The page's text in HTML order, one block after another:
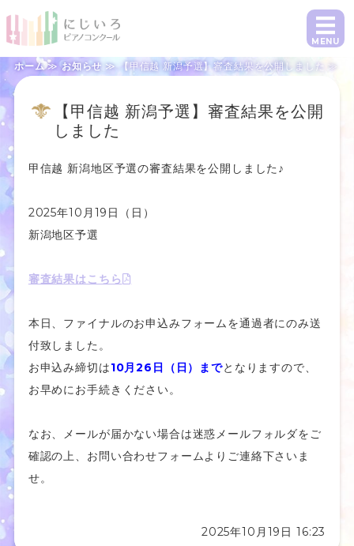
にじいろピアノコンクール｜課題曲1曲
MENU
ホーム
概要・参加要項・課題曲
日程・お申し込み
指導者の方へ
よくあるご質問・お問い合わせ
ホーム≫お知らせ ≫ 【甲信越 新潟予選】審査結果を公開しました ≫
【甲信越 新潟予選】審査結果を公開
しました
甲信越 新潟地区予選の審査結果を公開しました♪
2025年10月19日（日）
新潟地区予選
審査結果はこちら
本日、ファイナルのお申込みフォームを通過者にのみ送
付致しました。
お申込み締切は10月26日（日）までとなりますので、
お早めにお手続きください。
なお、メールが届かない場合は迷惑メールフォルダをご
確認の上、お問い合わせフォームよりご連絡下さいま
せ。
2025年10月19日 16:23